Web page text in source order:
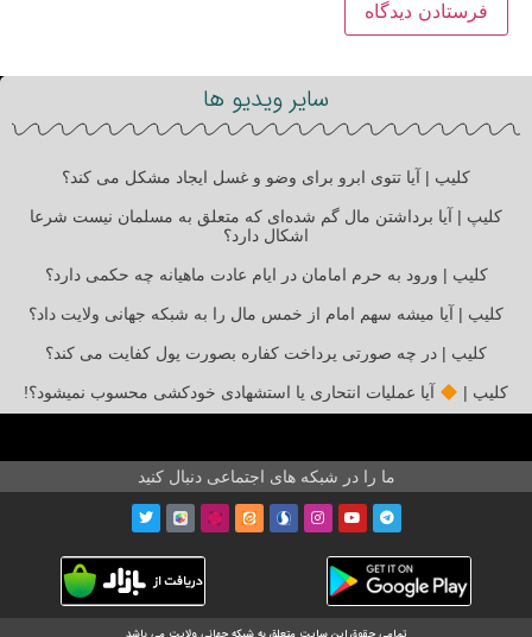
سایر ویدیو ها
کلیپ | آیا تتوی ابرو برای وضو و غسل ایجاد مشکل می کند؟
کلیپ | آیا برداشتن مال گم شده‌ای که متعلق به مسلمان نیست شرعا
اشکال دارد؟
کلیپ | ورود به حرم امامان در ایام عادت ماهیانه چه حکمی دارد؟
کلیپ | آیا میشه سهم امام از خمس مال را به شبکه جهانی ولایت داد؟
کلیپ | در چه صورتی پرداخت کفاره بصورت پول کفایت می کند؟
کلیپ | آیا عملیات انتحاری یا استشهادی خودکشی محسوب نمیشود؟!
ما را در شبکه های اجتماعی دنبال کنید